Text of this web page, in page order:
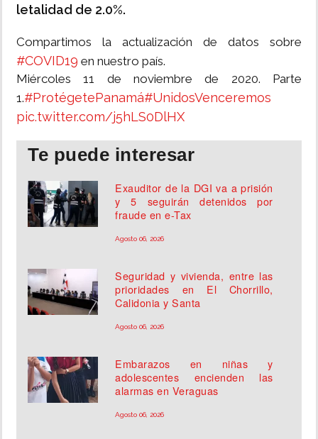
letalidad de 2.0%.
Compartimos la actualización de datos sobre
#COVID19 en nuestro país.
Miércoles 11 de noviembre de 2020. Parte
1.#ProtégetePanamá#UnidosVenceremos
pic.twitter.com/j5hLS0DlHX
Te puede interesar
Exauditor de la DGI va a prisión
y 5 seguirán detenidos por
fraude en e-Tax
Agosto 06, 2026
Seguridad y vivienda, entre las
prioridades en El Chorrillo,
Calidonia y Santa
Agosto 06, 2026
Embarazos en niñas y
adolescentes encienden las
alarmas en Veraguas
Agosto 06, 2026